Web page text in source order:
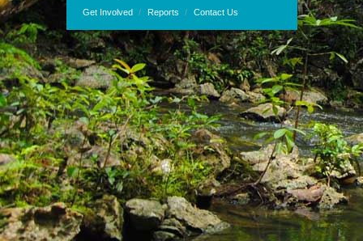
Get Involved Reports Contact Us